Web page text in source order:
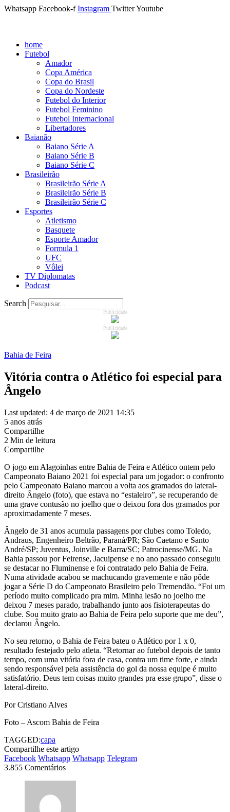
Whatsapp Facebook-f Instagram TwitterYoutube
home
Futebol
Amador
Copa América
Copa do Brasil
Copa do Nordeste
Futebol do Interior
Futebol Feminino
Futebol Internacional
Libertadores
Baianão
Baiano Série A
Baiano Série B
Baiano Série C
Brasileirão
Brasileirão Série A
Brasileirão Série B
Brasileirão Série C
Esportes
Atletismo
Basquete
Esporte Amador
Formula 1
UFC
Vôlei
TV Diplomatas
Podcast
Search
Publicidade
Publicidade
Bahia de Feira
Vitória contra o Atlético foi especial para
Ângelo
Last updated: 4 de março de 2021 14:35
5 anos atrás
Compartilhe
2 Min de leitura
Compartilhe
O jogo em Alagoinhas entre Bahia de Feira e Atlético ontem pelo
Campeonato Baiano 2021 foi especial para um jogador: o confronto
pelo Campeonato Baiano marcou a volta aos gramados do lateral-
direito Ângelo (foto), que estava no “estaleiro”, se recuperando de
uma grave contusão no joelho que o deixou fora dos gramados por
aproximadamente 7 meses.
Ângelo de 31 anos acumula passagens por clubes como Toledo,
Andraus, Engenheiro Beltrão, Paraná/PR; São Caetano e Santo
André/SP; Juventus, Joinville e Barra/SC; Patrocinense/MG. Na
Bahia passou por Feirense, Jacuipense e no ano passado conseguiu
se destacar no Fluminense e foi contratado pelo Bahia de Feira.
Numa atividade acabou se machucando gravemente e não pôde
jogar a Série D do Campeonato Brasileiro pelo Tremendão. “Foi um
período muito complicado pra mim. Minha lesão no joelho me
deixou 7 meses parado, trabalhando junto aos fisioterapeutas do
clube. Sou muito grato ao Bahia de Feira pelo suporte que me deu”,
declarou Ângelo.
No seu retorno, o Bahia de Feira bateu o Atlético por 1 x 0,
resultado festejado pelo atleta. “Retornar ao futebol depois de tanto
tempo, com uma vitória fora de casa, contra um time forte, e ainda
sendo responsável pela assistência do gol da nossa equipe é muito
satisfatório. Deus tem coisas muito grandes pra esse grupo”, disse o
lateral-direito.
Por Cristiano Alves
Foto – Ascom Bahia de Feira
TAGGED:capa
Compartilhe este artigo
Facebook Whatsapp Whatsapp Telegram
3.855 Comentários